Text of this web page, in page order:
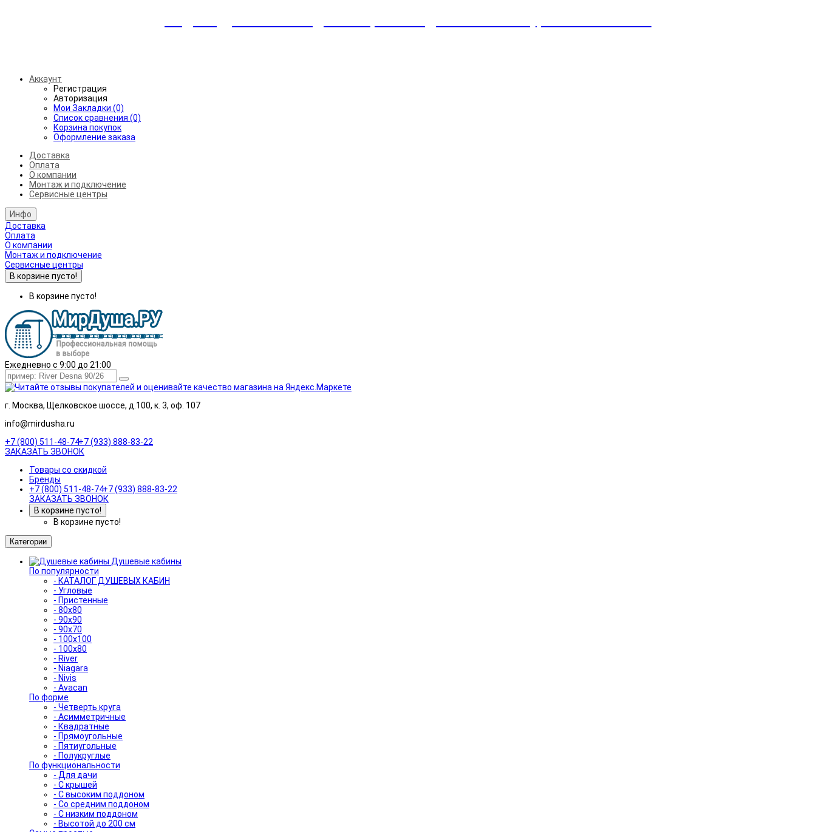
Аккаунт
Регистрация
Авторизация
Мои Закладки (0)
Список сравнения (0)
Корзина покупок
Оформление заказа
Доставка
Оплата
О компании
Монтаж и подключение
Сервисные центры
Инфо
Доставка
Оплата
О компании
Монтаж и подключение
Сервисные центры
В корзине пусто!
В корзине пусто!
Ежедневно с 9:00 до 21:00
г. Москва, Щелковское шоссе, д.100, к. 3, оф. 107
info@mirdusha.ru
+7 (800) 511-48-74+7 (933) 888-83-22
ЗАКАЗАТЬ ЗВОНОК
Товары со скидкой
Бренды
+7 (800) 511-48-74+7 (933) 888-83-22
ЗАКАЗАТЬ ЗВОНОК
В корзине пусто!
В корзине пусто!
Категории
Душевые кабины
По популярности
- КАТАЛОГ ДУШЕВЫХ КАБИН
- Угловые
- Пристенные
- 80x80
- 90x90
- 90x70
- 100x100
- 100x80
- River
- Niagara
- Nivis
- Avacan
По форме
- Четверть круга
- Асимметричные
- Квадратные
- Прямоугольные
- Пятиугольные
- Полукруглые
По функциональности
- Для дачи
- С крышей
- С высоким поддоном
- Со средним поддоном
- С низким поддоном
- Высотой до 200 см